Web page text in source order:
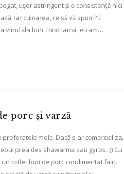
ușor astringent și o consistență nici
Iar culoarea, ce să vă spun!? E
vinul ăla bun. Fiind iarnă, eu am…
porc și varză
preferatele mele. Dacă s-ar comercializa,
prea des shawarma sau gyros. :)) Cu
un cotlet bun de porc condimentat fain.